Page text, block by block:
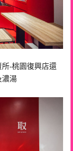
-桃園復興店還
濃湯